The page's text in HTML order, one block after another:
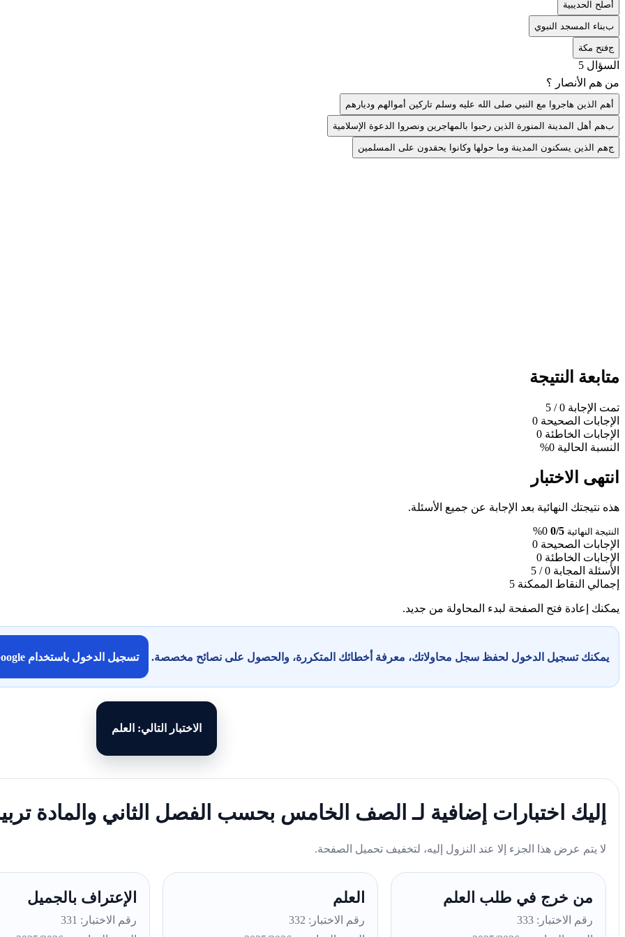
أصلح الحديبية
ببناء المسجد النبوي
جفتح مكة
السؤال 5
من هم الأنصار ؟
أهم الذين هاجروا مع النبي صلى الله عليه وسلم تاركين أموالهم وديارهم
بهم أهل المدينة المنورة الذين رحبوا بالمهاجرين ونصروا الدعوة الإسلامية
جهم الذين يسكنون المدينة وما حولها وكانوا يحقدون على المسلمين
متابعة النتيجة
تمت الإجابة 0
/ 5
الإجابات الصحيحة 0
الإجابات الخاطئة 0
النسبة الحالية 0%
انتهى الاختبار
هذه نتيجتك النهائية بعد الإجابة عن جميع الأسئلة.
النتيجة النهائية 0/5
0%
الإجابات الصحيحة 0
الإجابات الخاطئة 0
الأسئلة المجابة 0 / 5
إجمالي النقاط الممكنة 5
يمكنك إعادة فتح الصفحة لبدء المحاولة من جديد.
يمكنك تسجيل الدخول لحفظ سجل محاولاتك، معرفة أخطائك المتكررة، والحصول على نصائح مخصصة. تسجيل الدخول باستخدام Google
الاختبار التالي: العلم
إليك اختبارات إضافية لـ الصف الخامس بحسب الفصل الثاني والمادة
لا يتم عرض هذا الجزء إلا عند النزول إليه، لتخفيف تحميل الصفحة.
من خرج في طلب العلم
رقم الاختبار: 333
العلم
رقم الاختبار: 332
الإعتراف بالجميل
رقم الاختبار: 331